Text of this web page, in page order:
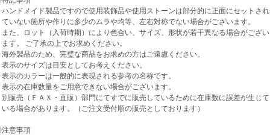
ンドメイド製品ですので使用装飾品や使用ストーンは部分的に正面にセットされ
ない箇所や作りに多少のムラや均等、左右対称でない場合がございます。
、ロット（入荷時期）により色合い、サイズ、形状が若干異なる場合がござい
。 ご了承の上でお求めください。
外製品のため、完璧な商品をお求めの方はご遠慮ください。
示のサイズは目安としてお考えください。
示のカラーは一般的に表現される参考の名称です。
示の在庫数量をご用意できない場合がございます。
売（ＦＡＸ・直販）部門にてすでに販売しているために在庫数に誤差が生じて
場合があります。（ご注文受付順の販売としております）
意事項